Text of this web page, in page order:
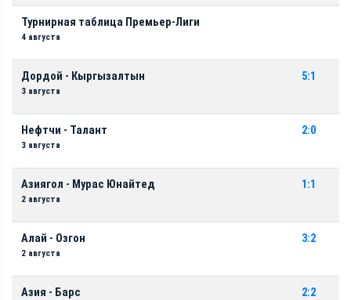
Турнирная таблица Премьер-Лиги
4 августа
Дордой - Кыргызалтын
3 августа
5:1
Нефтчи - Талант
3 августа
2:0
Азиягол - Мурас Юнайтед
2 августа
1:1
Алай - Озгон
2 августа
3:2
Азия - Барс 2:2